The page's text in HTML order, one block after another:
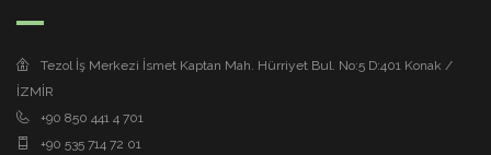
Tezol İş Merkezi İsmet Kaptan Mah. Hürriyet Bul. No:5 D:401 Konak /
İZMİR
+90 850 441 4 701
+90 535 714 72 01